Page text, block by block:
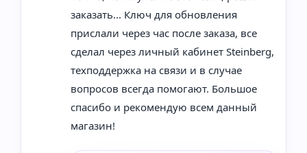
заказать... Ключ для обновления
прислали через час после заказа, все
сделал через личный кабинет Steinberg,
техподдержка на связи и в случае
вопросов всегда помогают. Большое
спасибо и рекомендую всем данный
магазин!